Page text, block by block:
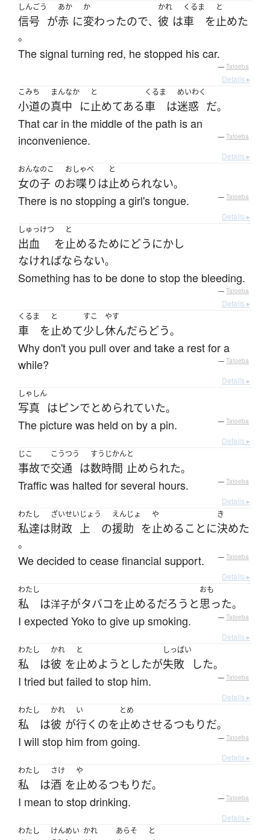
しんごう
信号 が
あか
赤 に
か
変わったので、
かれ
彼 は
くるま
車 を
と
止めた
。
The signal turning red, he stopped his car.
— Tatoeba
Details ▸
こみち
小道の
まんなか
真中 に
と
止めてある
くるま
車 は
めいわく
迷惑 だ。
That car in the middle of the path is an
inconvenience.
— Tatoeba
Details ▸
おんなのこ
女の子 の
おしゃべ
お喋り は
と
止められない。
There is no stopping a girl's tongue. — Tatoeba
Details ▸
しゅっけつ
出血 を
と
止めるためにどうにかし
なければならない。
Something has to be done to stop the bleeding.
— Tatoeba
Details ▸
くるま
車 を
と
止めて
すこ
少し
やす
休んだら どう。
Why don't you pull over and take a rest for a
while?
— Tatoeba
Details ▸
しゃしん
写真 はピンでとめられていた。
The picture was held on by a pin. — Tatoeba
Details ▸
じこ
事故で
こうつう
交通 は
すうじかん
数時間
と
止められた。
Traffic was halted for several hours. — Tatoeba
Details ▸
わたし
私達は
ざいせい
財政
じょう
上 の
えんじょ
援助 を
や
止める ことに
き
決めた
。
We decided to cease financial support. — Tatoeba
Details ▸
わたし
私 は洋子がタバコを止めるだろう と
おも
思った。
I expected Yoko to give up smoking. — Tatoeba
Details ▸
わたし
私 は
かれ
彼 を
と
止めよう としたが
しっぱい
失敗 した。
I tried but failed to stop him. — Tatoeba
Details ▸
わたし
私 は
かれ
彼 が
い
行く のを
とめ
止めさせるつもりだ。
I will stop him from going. — Tatoeba
Details ▸
わたし
私 は
さけ
酒 を
や
止めるつもりだ。
I mean to stop drinking. — Tatoeba
Details ▸
わたし
けんめい かれ あらそ と